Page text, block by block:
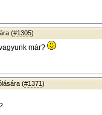
(#1305)
már?
(#1371)